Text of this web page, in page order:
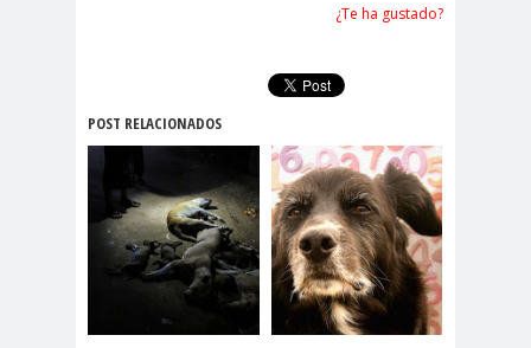
¿Te ha gustado?
POST RELACIONADOS